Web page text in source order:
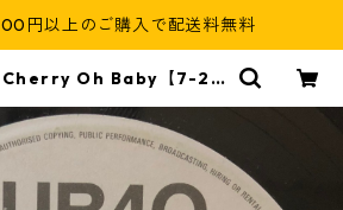
円以上のご購入で配送料無料
Oh Baby【7-20